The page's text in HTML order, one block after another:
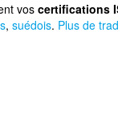
vos certifications
, suédois. Plus de